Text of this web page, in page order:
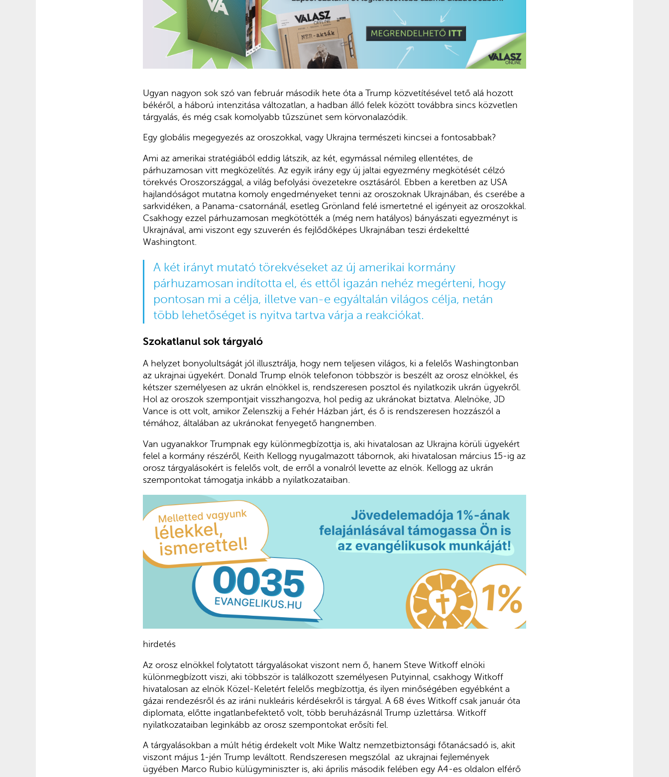
Ugyan nagyon sok szó van február második hete óta a Trump közvetítésével tető alá hozott
békéről, a háború intenzitása változatlan, a hadban álló felek között továbbra sincs közvetlen
tárgyalás, és még csak komolyabb tűzszünet sem körvonalazódik.
Egy globális megegyezés az oroszokkal, vagy Ukrajna természeti kincsei a fontosabbak?
Ami az amerikai stratégiából eddig látszik, az két, egymással némileg ellentétes, de
párhuzamosan vitt megközelítés. Az egyik irány egy új jaltai egyezmény megkötését célzó
törekvés Oroszországgal, a világ befolyási övezetekre osztásáról. Ebben a keretben az USA
hajlandóságot mutatna komoly engedményeket tenni az oroszoknak Ukrajnában, és cserébe a
sarkvidéken, a Panama-csatornánál, esetleg Grönland felé ismertetné el igényeit az oroszokkal.
Csakhogy ezzel párhuzamosan megkötötték a (még nem hatályos) bányászati egyezményt is
Ukrajnával, ami viszont egy szuverén és fejlődőképes Ukrajnában teszi érdekeltté
Washingtont.
A két irányt mutató törekvéseket az új amerikai kormány
párhuzamosan indította el, és ettől igazán nehéz megérteni, hogy
pontosan mi a célja, illetve van-e egyáltalán világos célja, netán
több lehetőséget is nyitva tartva várja a reakciókat.
Szokatlanul sok tárgyaló
A helyzet bonyolultságát jól illusztrálja, hogy nem teljesen világos, ki a felelős Washingtonban
az ukrajnai ügyekért. Donald Trump elnök telefonon többször is beszélt az orosz elnökkel, és
kétszer személyesen az ukrán elnökkel is, rendszeresen posztol és nyilatkozik ukrán ügyekről.
Hol az oroszok szempontjait visszhangozva, hol pedig az ukránokat biztatva. Alelnöke, JD
Vance is ott volt, amikor Zelenszkij a Fehér Házban járt, és ő is rendszeresen hozzászól a
témához, általában az ukránokat fenyegető hangnemben.
Van ugyanakkor Trumpnak egy különmegbízottja is, aki hivatalosan az Ukrajna körüli ügyekért
felel a kormány részéről, Keith Kellogg nyugalmazott tábornok, aki hivatalosan március 15-ig az
orosz tárgyalásokért is felelős volt, de erről a vonalról levette az elnök. Kellogg az ukrán
szempontokat támogatja inkább a nyilatkozataiban.
hirdetés
Az orosz elnökkel folytatott tárgyalásokat viszont nem ő, hanem Steve Witkoff elnöki
különmegbízott viszi, aki többször is találkozott személyesen Putyinnal, csakhogy Witkoff
hivatalosan az elnök Közel-Keletért felelős megbízottja, és ilyen minőségében egyébként a
gázai rendezésről és az iráni nukleáris kérdésekről is tárgyal. A 68 éves Witkoff csak január óta
diplomata, előtte ingatlanbefektető volt, több beruházásnál Trump üzlettársa. Witkoff
nyilatkozataiban leginkább az orosz szempontokat erősíti fel.
A tárgyalásokban a múlt hétig érdekelt volt Mike Waltz nemzetbiztonsági főtanácsadó is, akit
viszont május 1-jén Trump leváltott. Rendszeresen megszólal az ukrajnai fejlemények
ügyében Marco Rubio külügyminiszter is, aki április második felében egy A4-es oldalon elférő